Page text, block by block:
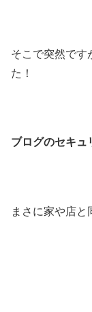
そこで突然です
た！
ブログのセキュ
まさに家や店と